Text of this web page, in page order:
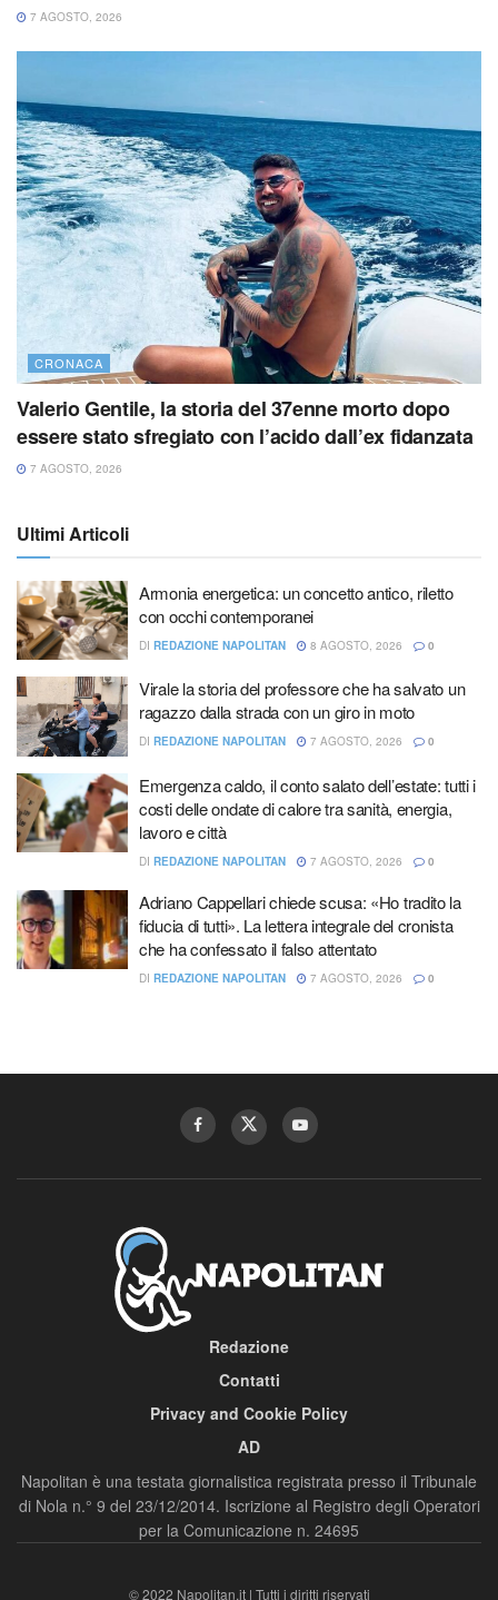
7 AGOSTO, 2026
CRONACA
Valerio Gentile, la storia del 37enne morto dopo
essere stato sfregiato con l’acido dall’ex fidanzata
7 AGOSTO, 2026
Ultimi Articoli
Armonia energetica: un concetto antico, riletto
con occhi contemporanei
DI REDAZIONE NAPOLITAN 8 AGOSTO, 2026 0
Virale la storia del professore che ha salvato un
ragazzo dalla strada con un giro in moto
DI REDAZIONE NAPOLITAN 7 AGOSTO, 2026 0
Emergenza caldo, il conto salato dell’estate: tutti i
costi delle ondate di calore tra sanità, energia,
lavoro e città
DI REDAZIONE NAPOLITAN 7 AGOSTO, 2026 0
Adriano Cappellari chiede scusa: «Ho tradito la
fiducia di tutti». La lettera integrale del cronista
che ha confessato il falso attentato
DI REDAZIONE NAPOLITAN 7 AGOSTO, 2026 0
Redazione
Contatti
Privacy and Cookie Policy
AD
Napolitan è una testata giornalistica registrata presso il Tribunale
di Nola n.° 9 del 23/12/2014. Iscrizione al Registro degli Operatori
per la Comunicazione n. 24695
© 2022 Napolitan.it | Tutti i diritti riservati